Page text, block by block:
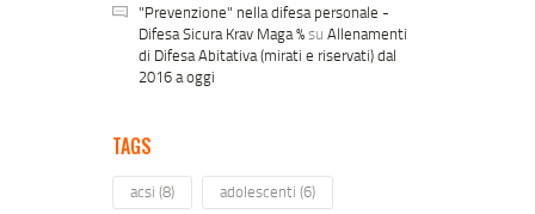
"Prevenzione" nella difesa personale -
Difesa Sicura Krav Maga %suAllenamenti
di Difesa Abitativa (mirati e riservati) dal
2016 a oggi
TAGS
acsi (8) adolescenti (6)